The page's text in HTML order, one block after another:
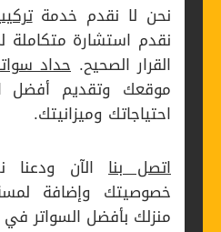
نحن لا نقدم خدمة
نقدم استشارة متكاملة
القرار الصحيح. حداد
موقعك وتقديم أفضل
احتياجاتك وميزانيتك.
اتصل بنا الآن
خصوصيتك وإضافة
منزلك بأفضل السواتر في